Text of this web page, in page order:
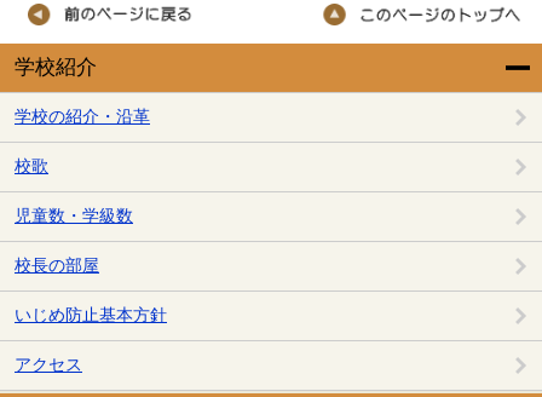
学校紹介
学校の紹介・沿革
校歌
児童数・学級数
校長の部屋
いじめ防止基本方針
アクセス